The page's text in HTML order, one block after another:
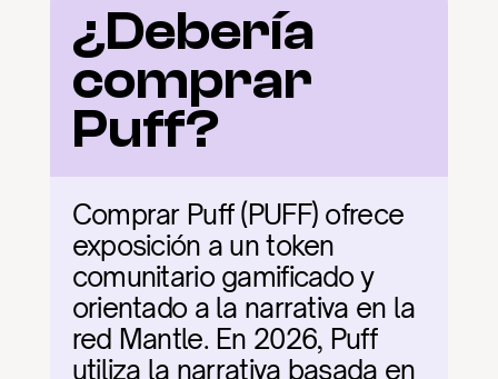
¿Debería
comprar
Puff?
Comprar Puff (PUFF) ofrece
exposición a un token
comunitario gamificado y
orientado a la narrativa en la
red Mantle. En 2026, Puff
utiliza la narrativa basada en